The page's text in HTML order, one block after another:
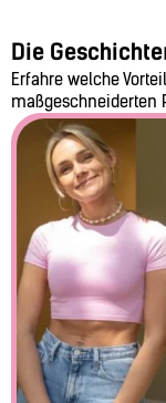
Die
Erfahre welche
maßgeschneiderten